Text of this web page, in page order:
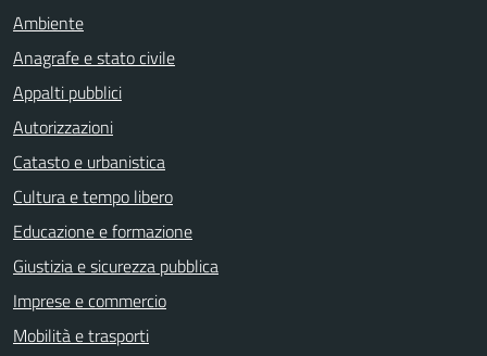
Ambiente
Anagrafe e stato civile
Appalti pubblici
Autorizzazioni
Catasto e urbanistica
Cultura e tempo libero
Educazione e formazione
Giustizia e sicurezza pubblica
Imprese e commercio
Mobilità e trasporti